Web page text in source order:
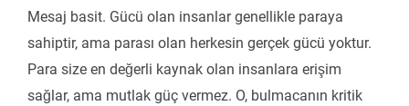
Mesaj basit. Gücü olan insanlar genellikle paraya
sahiptir, ama parası olan herkesin gerçek gücü yoktur.
Para size en değerli kaynak olan insanlara erişim
sağlar, ama mutlak güç vermez. O, bulmacanın kritik